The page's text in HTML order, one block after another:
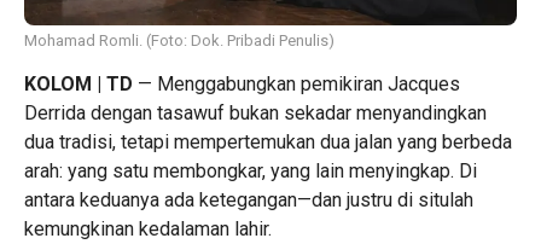
Mohamad Romli. (Foto: Dok. Pribadi Penulis)
KOLOM | TD — Menggabungkan pemikiran Jacques
Derrida dengan tasawuf bukan sekadar menyandingkan
dua tradisi, tetapi mempertemukan dua jalan yang berbeda
arah: yang satu membongkar, yang lain menyingkap. Di
antara keduanya ada ketegangan—dan justru di situlah
kemungkinan kedalaman lahir.